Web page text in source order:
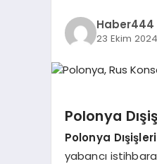
Haber444
23 Ekim 2024
Polonya
Polonya
yabancı